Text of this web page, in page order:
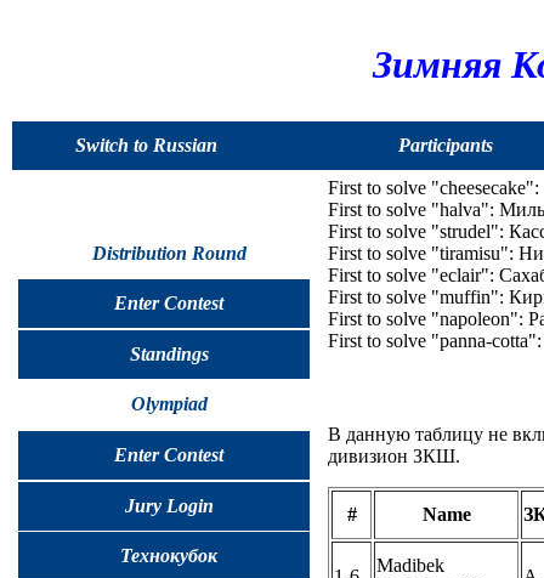
Зимняя
Switch to Russian Participants
Distribution Round
Enter Contest
Standings
Olympiad
Enter Contest
Jury Login
Технокубок
First to solve
First to solve "halva":
First to solve "strudel":
First to solve "tiramisu":
First to solve "eclair":
First to solve "muffin":
First to solve "napoleon":
First to solve "panna-
В данную таблицу не
дивизион ЗКШ.
# Name
Madibek